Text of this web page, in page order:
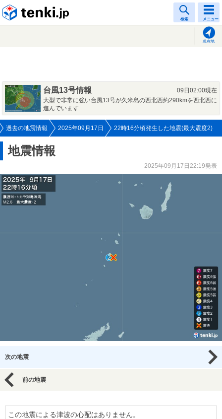
検索 メニュー
現在地
台風13号情報
09日02:00現在
大型で非常に強い台風13号が久米島の西北西約290kmを西北西に
進んでいます
過去の地震情報 2025年09月17日 22時16分頃発生した地震(最大震度2)
地震情報
2025年09月17日22:19発表
次の地震
前の地震
この地震による津波の心配はありません。